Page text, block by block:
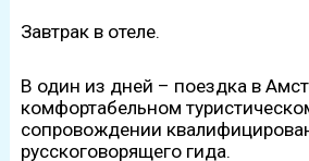
Завтрак в отеле.
В один из дней – поездка в
комфортабельном
сопровождении
русскоговорящего гида.